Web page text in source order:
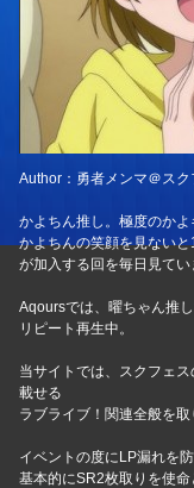
Author：勇者メンマ＠ス
かよちん推し。極度のかよ
かよちんの笑顔を見ない
が加入する回を毎日見てい
Aqoursでは、曜ちゃん推
リピート再生中。
当サイトでは、スクフェ
載せる
ラブライブ！関連全般を取
イベントの度にLP漏れを
基本的にSR2枚取りを使命